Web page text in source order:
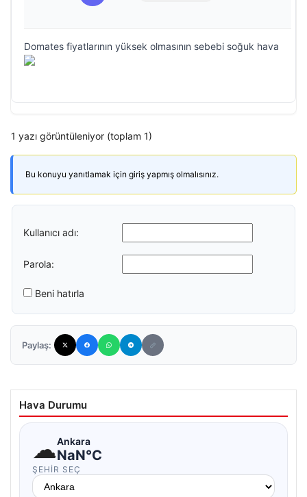
Domates fiyatlarının yüksek olmasının sebebi soğuk hava
1 yazı görüntüleniyor (toplam 1)
Bu konuyu yanıtlamak için giriş yapmış olmalısınız.
Kullanıcı adı:
Parola:
Beni hatırla
Paylaş:
Hava Durumu
☁Ankara
NaN°C
ŞEHIR SEÇ